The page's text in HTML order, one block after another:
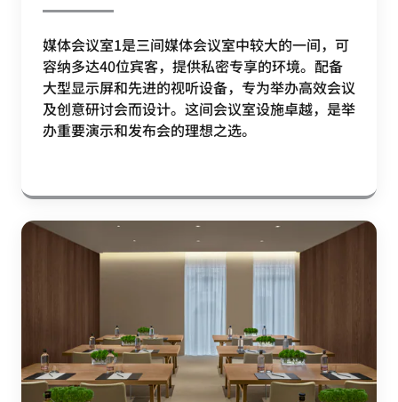
媒体会议室1是三间媒体会议室中较大的一间，可
容纳多达40位宾客，提供私密专享的环境。配备
大型显示屏和先进的视听设备，专为举办高效会议
及创意研讨会而设计。这间会议室设施卓越，是举
办重要演示和发布会的理想之选。